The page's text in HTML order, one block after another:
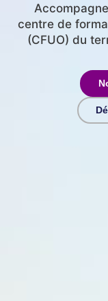
centre de
(CFUO) du